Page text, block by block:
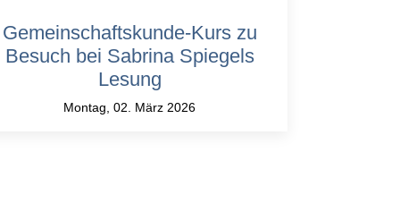
Gemeinschaftskunde-Kurs zu
Besuch bei Sabrina Spiegels
Lesung
Montag, 02. März 2026